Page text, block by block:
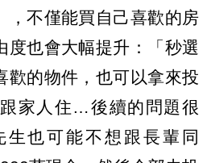
，不僅能買自己喜歡的房
度也會大幅提升：「秒選
歡的物件，也可以拿來投
家人住…後續的問題很
生也可能不想跟長輩同